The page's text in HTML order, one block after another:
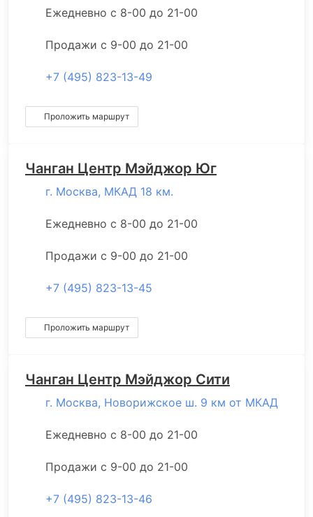
Ежедневно с 8-00 до 21-00
Продажи с 9-00 до 21-00
+7 (495) 823-13-49
Проложить маршрут
Чанган Центр Мэйджор Юг
г. Москва, МКАД 18 км.
Ежедневно с 8-00 до 21-00
Продажи с 9-00 до 21-00
+7 (495) 823-13-45
Проложить маршрут
Чанган Центр Мэйджор Сити
г. Москва, Новорижское ш. 9 км от МКАД
Ежедневно с 8-00 до 21-00
Продажи с 9-00 до 21-00
+7 (495) 823-13-46